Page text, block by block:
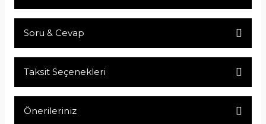
Soru & Cevap
Taksit Seçenekleri
Önerileriniz